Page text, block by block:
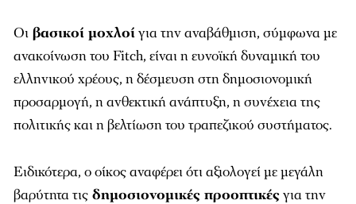
Oι βασικοί μοχλοίγια την αναβάθμιση, σύμφωνα με
ανακοίνωση του Fitch, είναι η ευνοϊκή δυναμική του
ελληνικού χρέους, η δέσμευση στη δημοσιονομική
προσαρμογή, η ανθεκτική ανάπτυξη, η συνέχεια της
πολιτικής και η βελτίωση του τραπεζικού συστήματος.
Ειδικότερα, ο οίκος αναφέρει ότι αξιολογεί με μεγάλη
βαρύτητα τις δημοσιονομικές προοπτικέςγια την